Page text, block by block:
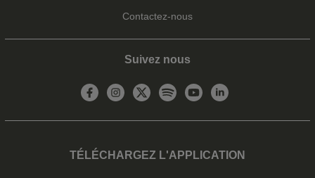
Contactez-nous
Suivez nous
TÉLÉCHARGEZ L'APPLICATION